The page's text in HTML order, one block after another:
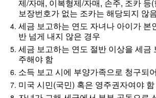
제/자매, 이복형제/자매, 손주, 조카 등
보장번호가 없는 조카는 해당되지 않
세금 보고하는 연도 자녀나 아이가 본
반 넘게 내지 않은 경우
세금 보고하는 연도 절반 이상을 세금
주해야 함
소득 보고 시에 부양가족으로 청구되
미국 시민(국민) 혹은 영주권자여야 함